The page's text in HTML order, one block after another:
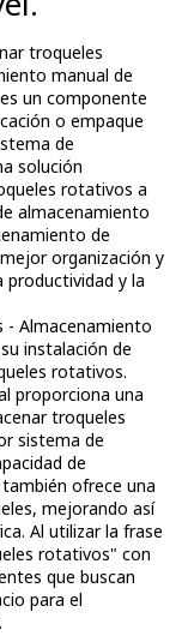
troqueles
manual de
un componente
o empaque
de
solución
rotativos a
almacenamiento
de
organización y
y la
- Almacenamiento
instalación de
rotativos.
proporciona una
troqueles
sistema de
de
ofrece una
mejorando así
Al utilizar la frase
rotativos" con
que buscan
para el